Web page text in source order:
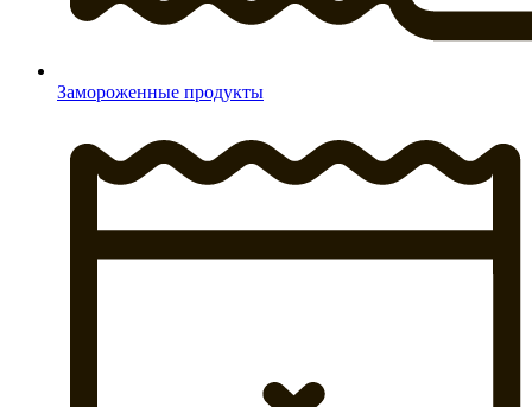
Замороженные продукты